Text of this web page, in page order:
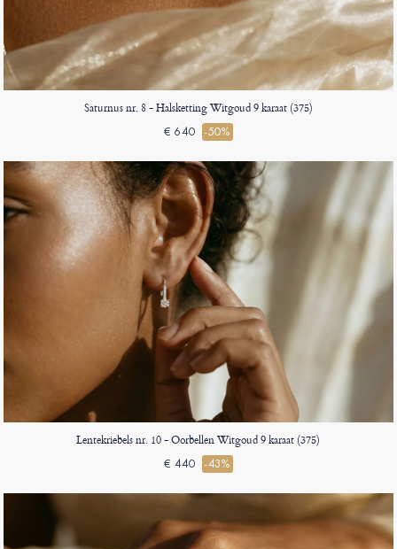
Saturnus nr. 8 - Halsketting Witgoud 9 karaat (375)
€ 640 -50%
Lentekriebels nr. 10 - Oorbellen Witgoud 9 karaat (375)
€ 440 -43%